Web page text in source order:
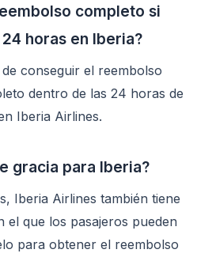
completo si
horas en Iberia?
conseguir el reembolso
dentro de las 24 horas de
Iberia Airlines.
gracia para Iberia?
Iberia Airlines también tiene
el que los pasajeros pueden
para obtener el reembolso